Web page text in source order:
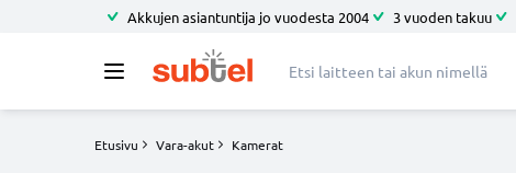
Akkujen asiantuntija jo vuodesta 2004 3 vuoden takuu
Etusivu Vara-akut Kamerat